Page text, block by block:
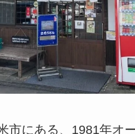
市にある、1981年オ